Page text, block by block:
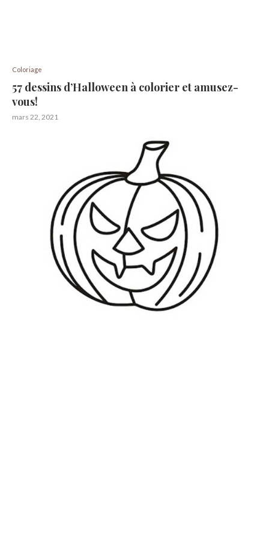
Coloriage
57 dessins d’Halloween à colorier et amusez-
vous!
mars 22, 2021